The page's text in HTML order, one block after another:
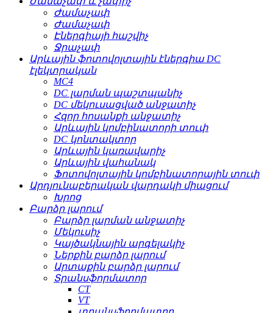
Ժամաչափ
Ժամաչափ
Էներգիայի հաշվիչ
Ջրաչափ
Արևային ֆոտովոլտային էներգիա DC
էլեկտրական
MC4
DC լարման պաշտպանիչ
DC մեկուսացված անջատիչ
Հզոր հոսանքի անջատիչ
Արևային կոմբինատորի տուփ
DC կոնտակտոր
Արևային կառավարիչ
Արևային վահանակ
Ֆոտովոլտային կոմբինատորային տուփ
Արդյունաբերական վարդակի միացում
Խրոց
Բարձր լարում
Բարձր լարման անջատիչ
Մեկուսիչ
Կայծակնային արգելակիչ
Ներքին բարձր լարում
Արտաքին բարձր լարում
Տրանսֆորմատոր
CT
VT